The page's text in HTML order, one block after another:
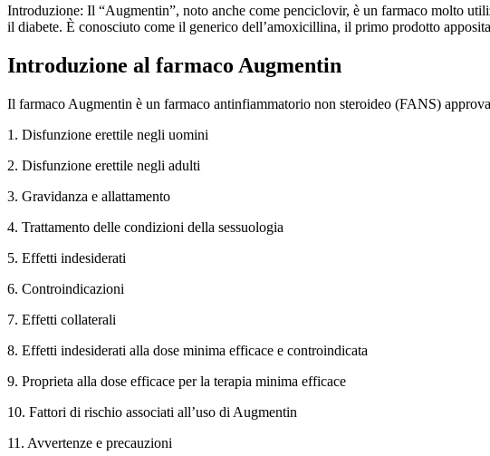
Introduzione: Il “Augmentin”, noto anche come penciclovir, è un farmaco molto
il diabete. È conosciuto come il generico dell’amoxicillina, il primo prodotto
Introduzione al farmaco Augmentin
Il farmaco Augmentin è un farmaco antinfiammatorio non steroideo (FANS)
1. Disfunzione erettile negli uomini
2. Disfunzione erettile negli adulti
3. Gravidanza e allattamento
4. Trattamento delle condizioni della sessuologia
5. Effetti indesiderati
6. Controindicazioni
7. Effetti collaterali
8. Effetti indesiderati alla dose minima efficace e controindicata
9. Proprieta alla dose efficace per la terapia minima efficace
10. Fattori di rischio associati all’uso di Augmentin
11. Avvertenze e precauzioni